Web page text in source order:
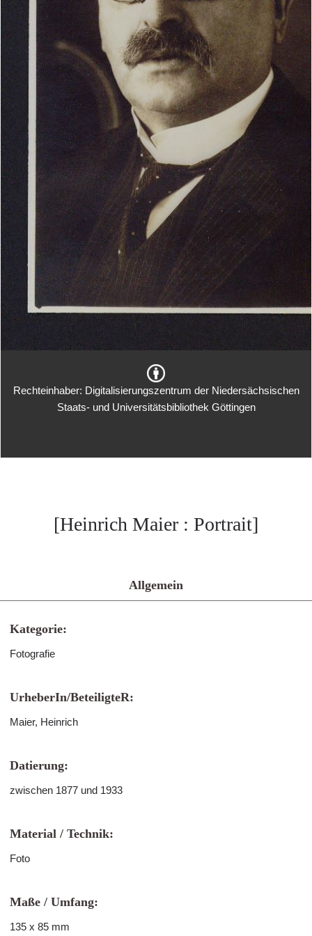
Rechteinhaber: Digitalisierungszentrum der Niedersächsischen
Staats- und Universitätsbibliothek Göttingen
[Heinrich Maier : Portrait]
Allgemein
Kategorie:
Fotografie
UrheberIn/BeteiligteR:
Maier, Heinrich
Datierung:
zwischen 1877 und 1933
Material / Technik:
Foto
Maße / Umfang:
135 x 85 mm